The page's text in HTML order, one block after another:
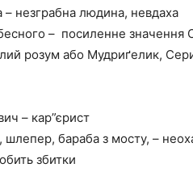
незграбна людина, невдаха
– посиленне значення
розум або Мудриґелик,
– кар”єрист
шлепер, бараба з мосту, –
збитки